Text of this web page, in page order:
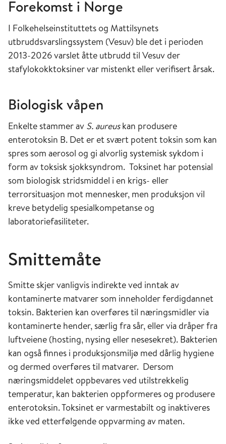
Forekomst i Norge
I Folkehelseinstituttets og Mattilsynets
utbruddsvarslingssystem (Vesuv) ble det i perioden
2013-2026 varslet åtte utbrudd til Vesuv der
stafylokokktoksiner var mistenkt eller verifisert årsak.
Biologisk våpen
Enkelte stammer av S. aureuskan produsere
enterotoksin B. Det er et svært potent toksin som kan
spres som aerosol og gi alvorlig systemisk sykdom i
form av toksisk sjokksyndrom. Toksinet har potensial
som biologisk stridsmiddel i en krigs- eller
terrorsituasjon mot mennesker, men produksjon vil
kreve betydelig spesialkompetanse og
laboratoriefasiliteter.
Smittemåte
Smitte skjer vanligvis indirekte ved inntak av
kontaminerte matvarer som inneholder ferdigdannet
toksin. Bakterien kan overføres til næringsmidler via
kontaminerte hender, særlig fra sår, eller via dråper fra
luftveiene (hosting, nysing eller nesesekret). Bakterien
kan også finnes i produksjonsmiljø med dårlig hygiene
og dermed overføres til matvarer. Dersom
næringsmiddelet oppbevares ved utilstrekkelig
temperatur, kan bakterien oppformeres og produsere
enterotoksin. Toksinet er varmestabilt og inaktiveres
ikke ved etterfølgende oppvarming av maten.